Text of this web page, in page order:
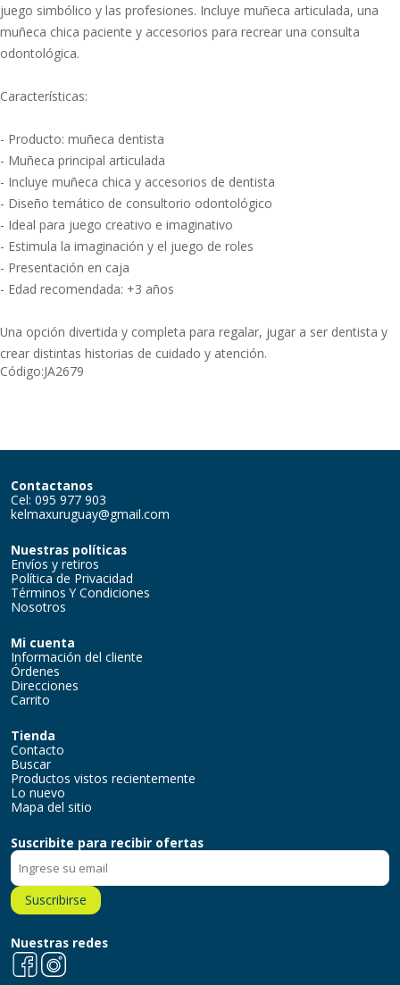
juego simbólico y las profesiones. Incluye muñeca articulada, una
muñeca chica paciente y accesorios para recrear una consulta
odontológica.
Características:
- Producto: muñeca dentista
- Muñeca principal articulada
- Incluye muñeca chica y accesorios de dentista
- Diseño temático de consultorio odontológico
- Ideal para juego creativo e imaginativo
- Estimula la imaginación y el juego de roles
- Presentación en caja
- Edad recomendada: +3 años
Una opción divertida y completa para regalar, jugar a ser dentista y
crear distintas historias de cuidado y atención.
Código:JA2679
Contactanos
Cel: 095 977 903
kelmaxuruguay@gmail.com
Nuestras políticas
Envíos y retiros
Política de Privacidad
Términos Y Condiciones
Nosotros
Mi cuenta
Información del cliente
Órdenes
Direcciones
Carrito
Tienda
Contacto
Buscar
Productos vistos recientemente
Lo nuevo
Mapa del sitio
Suscribite para recibir ofertas
Suscribirse
Nuestras redes
FacebookInstagram